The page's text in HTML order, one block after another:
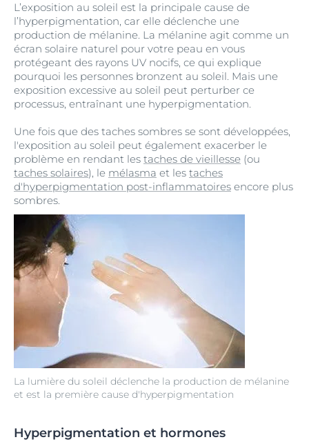
La lumière du soleil déclenche la production de mélanine
et est la première cause d'hyperpigmentation
L’exposition au soleil est la principale cause de
l’hyperpigmentation, car elle déclenche une
production de mélanine. La mélanine agit comme un
écran solaire naturel pour votre peau en vous
protégeant des rayons UV nocifs, ce qui explique
pourquoi les personnes bronzent au soleil. Mais une
exposition excessive au soleil peut perturber ce
processus, entraînant une hyperpigmentation.
Une fois que des taches sombres se sont développées,
l'exposition au soleil peut également exacerber le
problème en rendant les taches de vieillesse (ou
taches solaires), le mélasma et les taches
d'hyperpigmentation post-inflammatoires encore plus
sombres.
Hyperpigmentation et hormones